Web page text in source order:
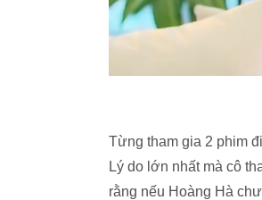
Từng tham gia 2 phim
Lý do lớn nhất mà cô
rằng nếu Hoàng Hà